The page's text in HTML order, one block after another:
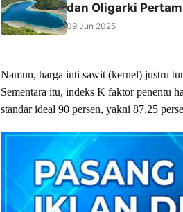
dan Oligarki
09 Jun 2025
Namun, harga inti sawit (kernel) justru
Sementara itu, indeks K faktor penentu
standar ideal 90 persen, yakni 87,25